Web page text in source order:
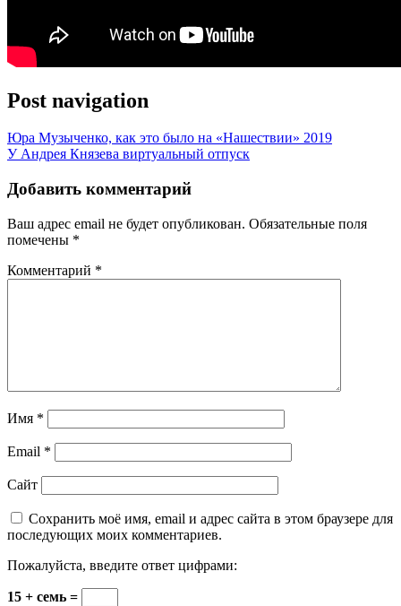
Post navigation
Юра Музыченко, как это было на «Нашествии» 2019
У Андрея Князева виртуальный отпуск
Добавить комментарий
Ваш адрес email не будет опубликован. Обязательные поля
помечены *
Комментарий *
Имя *
Email *
Сайт
Сохранить моё имя, email и адрес сайта в этом браузере для
последующих моих комментариев.
Пожалуйста, введите ответ цифрами:
15 + семь =